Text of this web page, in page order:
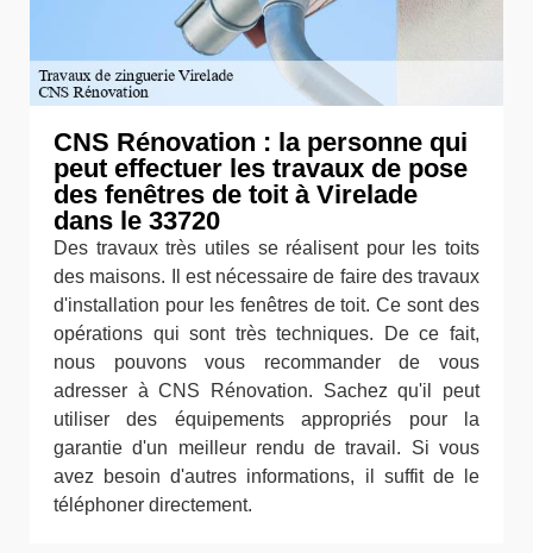
CNS Rénovation : la personne qui
peut effectuer les travaux de pose
des fenêtres de toit à Virelade
dans le 33720
Des travaux très utiles se réalisent pour les toits
des maisons. Il est nécessaire de faire des travaux
d'installation pour les fenêtres de toit. Ce sont des
opérations qui sont très techniques. De ce fait,
nous pouvons vous recommander de vous
adresser à CNS Rénovation. Sachez qu'il peut
utiliser des équipements appropriés pour la
garantie d'un meilleur rendu de travail. Si vous
avez besoin d'autres informations, il suffit de le
téléphoner directement.